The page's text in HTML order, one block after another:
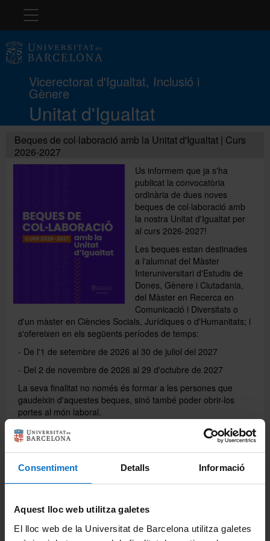
Consentiment Detalls Informació
Aquest lloc web utilitza galetes
El lloc web de la Universitat de Barcelona utilitza galetes
Navegació
Vicerectorat d'Igualtat, Inclusió i
Gènere
Unitat d'Igualtat
LGBTIQ+
Docència i recerca
Formació
Premis
Recursos i serveis
Beques de col·laboració amb la Unitat d'Igualtat | Curs
2026-2027
Us informem que ja s'ha
publicat la convocatòria
ordinària de dues noves
beques de col·laboració amb
la nostra Unitat d'Igualtat per
al curs 2026-2027!
Les beques estan destinades
a l'alumnat del Màster
Interuniversitari d'Estudis de
Dones, Gènere i Ciutadania,
del Màster en Recerca en
Comunicació i Diversitats o
d'un màster en Ciències Socials, Jurídiques o d'Humanitats; i
s'ofereixen en els següents períodes de temps:
- De l'1 de setembre de 2026 al 30 de juliol del 2027
- Del 2 de novembre de 2026 al 29 d'octubre de 2027
La seva finalitat no només és formar a les persones que
gaudeixin d'aquestes beques, sinó també poder obrir-los
portes al món laboral.
La convocatòria romandrà oberta des del 25 de març
fins al 30 d'abril de 2026
. Podeu consultar tota la
informació sobre les bases en el següentenllaç.